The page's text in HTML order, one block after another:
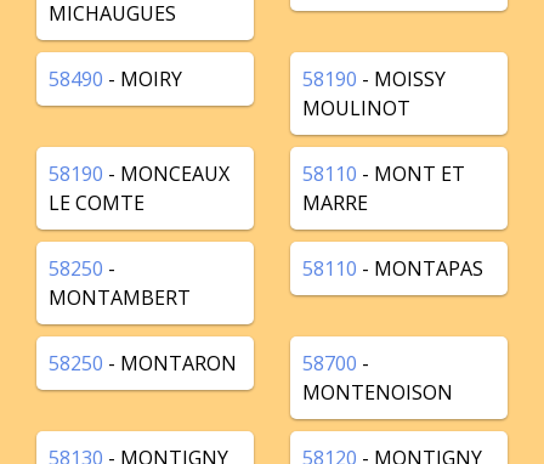
MICHAUGUES
58490 - MOIRY 58190 - MOISSY
MOULINOT
58190 - MONCEAUX
LE COMTE
58110 - MONT ET
MARRE
58250 -
MONTAMBERT
58110 - MONTAPAS
58250 - MONTARON 58700 -
MONTENOISON
58130 - MONTIGNY
58120 - MONTIGNY